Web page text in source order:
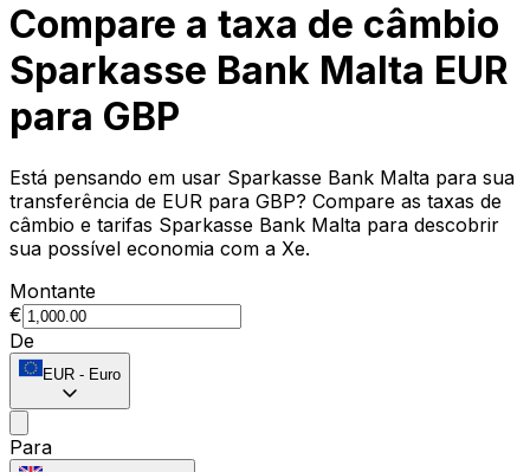
Compare a taxa de câmbio
Sparkasse Bank Malta EUR
para GBP
Está pensando em usar Sparkasse Bank Malta para sua
transferência de EUR para GBP? Compare as taxas de
câmbio e tarifas Sparkasse Bank Malta para descobrir
sua possível economia com a Xe.
Montante
€
De
EUR - Euro
Para